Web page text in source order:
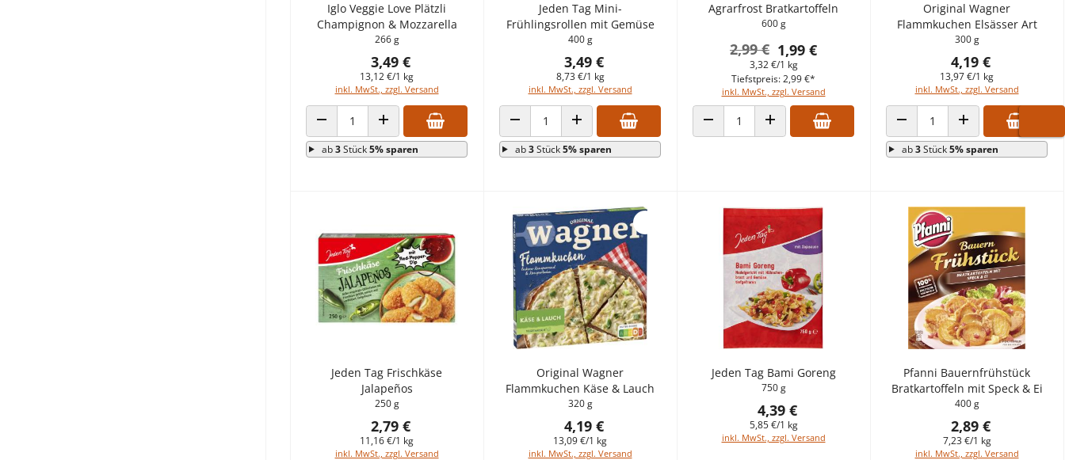
Iglo Veggie Love Plätzli
Champignon & Mozzarella
266 g
3,49 €
13,12 €/1 kg
inkl. MwSt., zzgl. Versand
ANZAHL VERRINGERNANZAHL ERHÖHEN
ab3Stück5% sparen
Jeden Tag Mini-
Frühlingsrollen mit Gemüse
400 g
3,49 €
8,73 €/1 kg
inkl. MwSt., zzgl. Versand
ANZAHL VERRINGERNANZAHL ERHÖHEN
ab3Stück5% sparen
Agrarfrost Bratkartoffeln
600 g
1,99 €
2,99 €
3,32 €/1 kg
inkl. MwSt., zzgl. Versand
Tiefstpreis: 2,99 €*
ANZAHL VERRINGERNANZAHL ERHÖHEN
Original Wagner
Flammkuchen Elsässer Art
300 g
4,19 €
13,97 €/1 kg
inkl. MwSt., zzgl. Versand
ANZAHL VERRINGERNANZAHL ERHÖHEN
ab3Stück5% sparen
Jeden Tag Frischkäse
Jalapeños
250 g
2,79 €
11,16 €/1 kg
inkl. MwSt., zzgl. Versand
Original Wagner
Flammkuchen Käse & Lauch
320 g
4,19 €
13,09 €/1 kg
inkl. MwSt., zzgl. Versand
Jeden Tag Bami Goreng
750 g
4,39 €
5,85 €/1 kg
inkl. MwSt., zzgl. Versand
Pfanni Bauernfrühstück
Bratkartoffeln mit Speck & Ei
400 g
2,89 €
7,23 €/1 kg
inkl. MwSt., zzgl. Versand